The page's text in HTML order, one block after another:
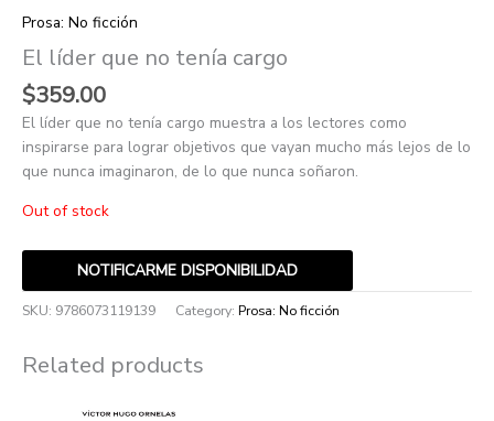
Prosa: No ficción
El líder que no tenía cargo
$359.00
El líder que no tenía cargo muestra a los lectores como
inspirarse para lograr objetivos que vayan mucho más lejos de lo
que nunca imaginaron, de lo que nunca soñaron.
Out of stock
NOTIFICARME DISPONIBILIDAD
SKU: 9786073119139 Category: Prosa: No ficción
Related products